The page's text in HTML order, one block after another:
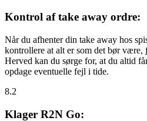
Kontrol af take away ordre:
Når du afhenter din take away hos
kontrollere at alt er som det bør være,
Herved kan du sørge for, at du altid
opdage eventuelle fejl i tide.
8.2
Klager R2N Go: